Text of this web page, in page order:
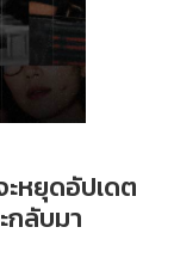
หยุดอัปเดต
กลับมา